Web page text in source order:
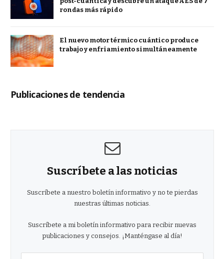
rondas más rápido
El nuevo motor térmico cuántico produce
trabajo y enfriamiento simultáneamente
Publicaciones de tendencia
Suscríbete a las noticias
Suscríbete a nuestro boletín informativo y no te pierdas
nuestras últimas noticias.
Suscríbete a mi boletín informativo para recibir nuevas
publicaciones y consejos. ¡Manténgase al día!